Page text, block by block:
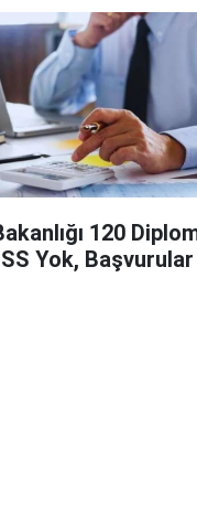
120
Yok, Başvurular